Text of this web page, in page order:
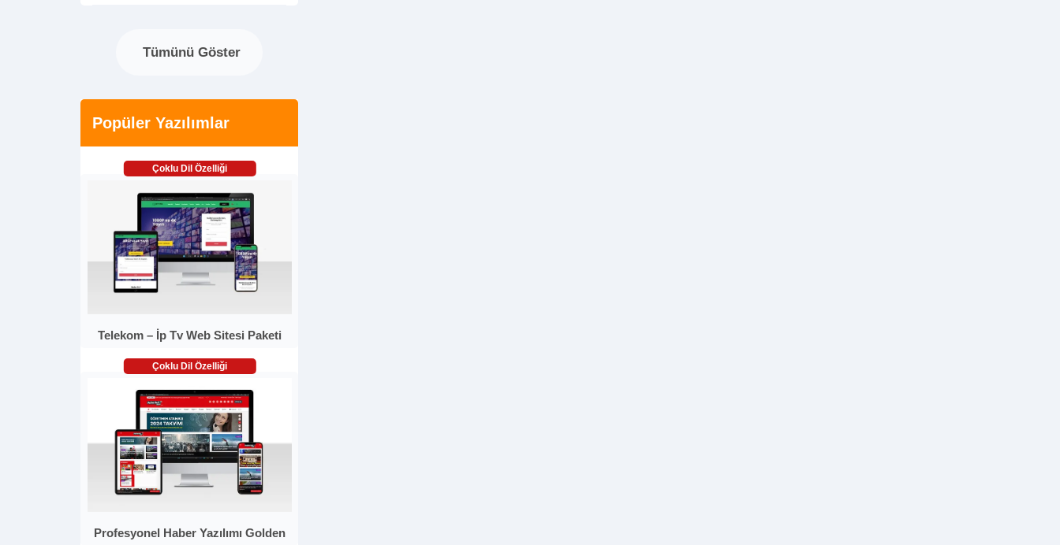
Tümünü Göster
Popüler Yazılımlar
Çoklu Dil Özelliği
Telekom – İp Tv Web Sitesi Paketi
Çoklu Dil Özelliği
Profesyonel Haber Yazılımı Golden